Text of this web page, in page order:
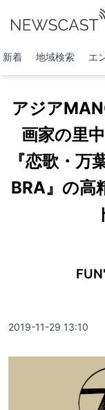
新着 地域検索 エ
アジア
画家の里
『恋歌・万
BRA』の高
2019-11-29 13:10